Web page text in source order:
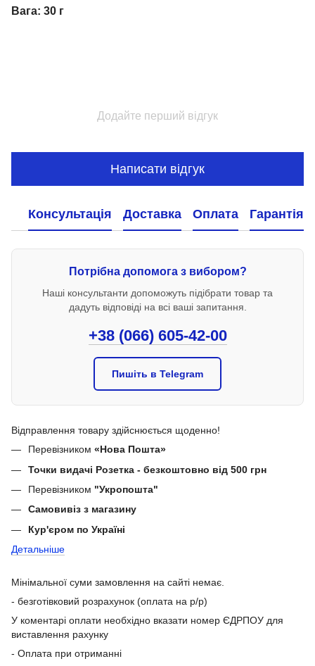
Вага: 30 г
Додайте перший відгук
Написати відгук
Консультація Доставка Оплата Гарантія
Потрібна допомога з вибором?
Наші консультанти допоможуть підібрати товар та
дадуть відповіді на всі ваші запитання.
+38 (066) 605-42-00
Пишіть в Telegram
Відправлення товару здійснюється щоденно!
Перевізником «Нова Пошта»
Точки видачі Розетка - безкоштовно від 500 грн
Перевізником "Укропошта"
Самовивіз з магазину
Кур'єром по Україні
Детальніше
Мінімальної суми замовлення на сайті немає.
- безготівковий розрахунок (оплата на р/р)
У коментарі оплати необхідно вказати номер ЄДРПОУ для
виставлення рахунку
- Оплата при отриманні